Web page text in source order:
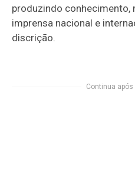
produzindo conhecimento,
imprensa nacional e
discrição.
Continua